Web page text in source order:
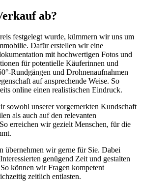
ab?
festgelegt wurde, kümmern wir uns um
Dafür erstellen wir eine
mit hochwertigen Fotos und
für potentielle Käuferinnen und
Rundgängen und Drohnenaufnahmen
auf ansprechende Weise. So
online einen realistischen Eindruck.
sowohl unserer vorgemerkten Kundschaft
als auch auf den relevanten
erreichen wir gezielt Menschen, für die
übernehmen wir gerne für Sie. Dabei
genügend Zeit und gestalten
können wir Fragen kompetent
zeitlich entlasten.